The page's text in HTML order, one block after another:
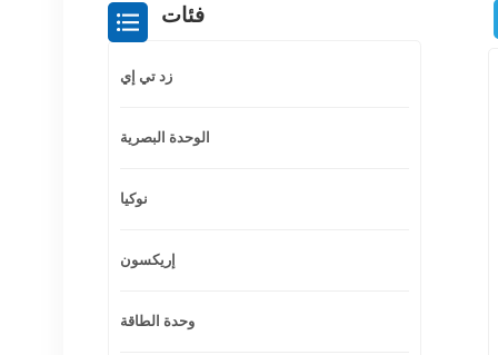
فئات
زد تي إي
الوحدة البصرية
نوكيا
إريكسون
وحدة الطاقة